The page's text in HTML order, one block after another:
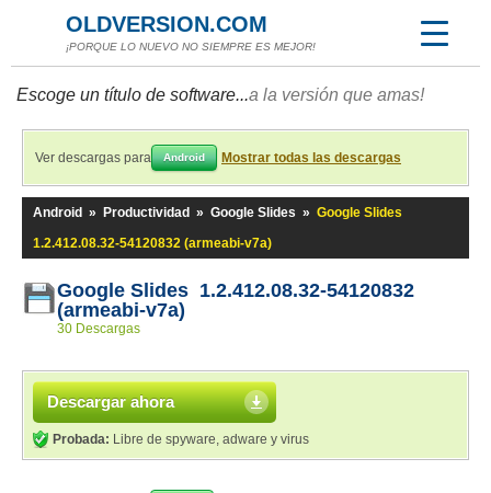
OLDVERSION.COM
¡PORQUE LO NUEVO NO SIEMPRE ES MEJOR!
Escoge un título de software...a la versión que amas!
Ver descargas para Android Mostrar todas las descargas
Android » Productividad » Google Slides » Google Slides
1.2.412.08.32-54120832 (armeabi-v7a)
Google Slides 1.2.412.08.32-54120832
(armeabi-v7a)
30 Descargas
Descargar ahora
Probada: Libre de spyware, adware y virus